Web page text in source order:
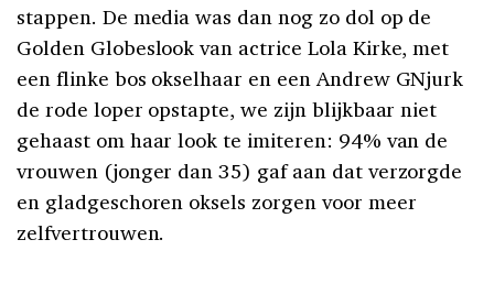
stappen. De media was dan nog zo dol op de
Golden Globeslook van actrice Lola Kirke, met
een flinke bos okselhaar en een Andrew GNjurk
de rode loper opstapte, we zijn blijkbaar niet
gehaast om haar look te imiteren: 94% van de
vrouwen (jonger dan 35) gaf aan dat verzorgde
en gladgeschoren oksels zorgen voor meer
zelfvertrouwen.